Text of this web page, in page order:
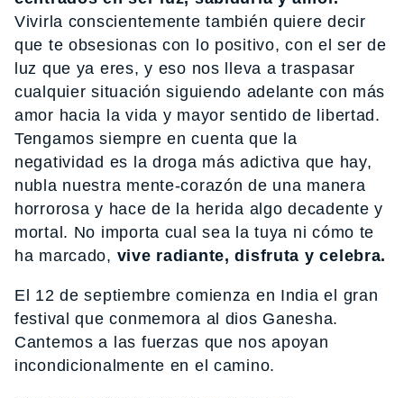
Vivirla conscientemente también quiere decir
que te obsesionas con lo positivo, con el ser de
luz que ya eres, y eso nos lleva a traspasar
cualquier situación siguiendo adelante con más
amor hacia la vida y mayor sentido de libertad.
Tengamos siempre en cuenta que la
negatividad es la droga más adictiva que hay,
nubla nuestra mente-corazón de una manera
horrorosa y hace de la herida algo decadente y
mortal. No importa cual sea la tuya ni cómo te
ha marcado, vive radiante, disfruta y celebra.
El 12 de septiembre comienza en India el gran
festival que conmemora al dios Ganesha.
Cantemos a las fuerzas que nos apoyan
incondicionalmente en el camino.